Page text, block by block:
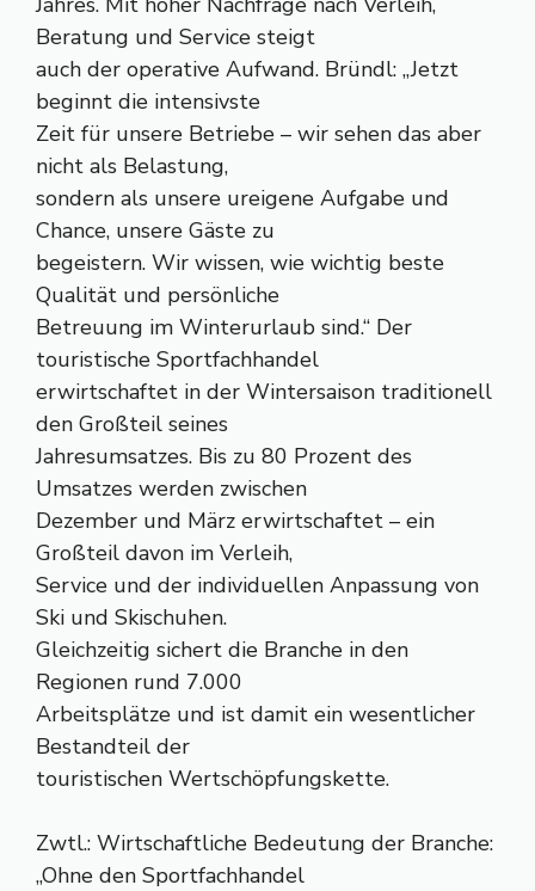
Beratung und Service steigt
auch der operative Aufwand. Bründl: „Jetzt
beginnt die intensivste
Zeit für unsere Betriebe – wir sehen das aber
nicht als Belastung,
sondern als unsere ureigene Aufgabe und
Chance, unsere Gäste zu
begeistern. Wir wissen, wie wichtig beste
Qualität und persönliche
Betreuung im Winterurlaub sind.“ Der
touristische Sportfachhandel
erwirtschaftet in der Wintersaison traditionell
den Großteil seines
Jahresumsatzes. Bis zu 80 Prozent des
Umsatzes werden zwischen
Dezember und März erwirtschaftet – ein
Großteil davon im Verleih,
Service und der individuellen Anpassung von
Ski und Skischuhen.
Gleichzeitig sichert die Branche in den
Regionen rund 7.000
Arbeitsplätze und ist damit ein wesentlicher
Bestandteil der
touristischen Wertschöpfungskette.
Zwtl.: Wirtschaftliche Bedeutung der Branche:
„Ohne den Sportfachhandel